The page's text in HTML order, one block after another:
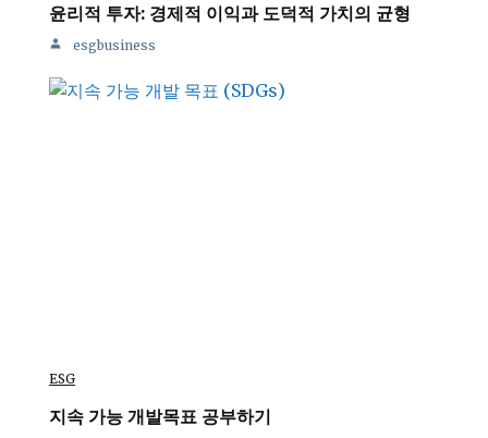
윤리적 투자: 경제적 이익과 도덕적 가치의 균형
esgbusiness
ESG
지속 가능 개발목표 공부하기